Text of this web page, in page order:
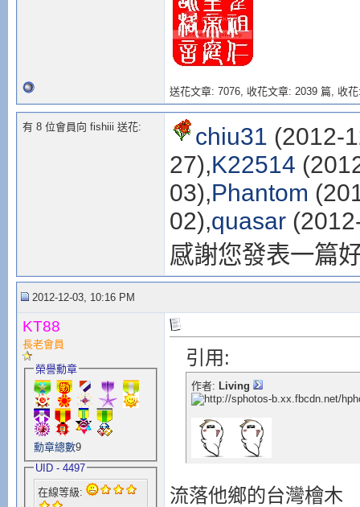
送花文章: 7076, 收花文章: 2039 篇, 收
有 8 位會員向 fishiii 送花: chiu31 (2012-
27),K22514
03),Phantom
02),quasar
感謝您發表一篇
2012-12-03, 10:16 PM
KT88
長老會員
榮譽勳章
勳章總數9
UID - 4497
在線等級:
引用:
作者: Living
流落他鄉的台灣檜木